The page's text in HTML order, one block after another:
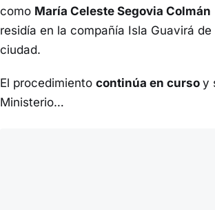
como María Celeste Segovia Colmán
residía en la compañía Isla Guavirá
ciudad.
El procedimiento continúa en curso y
Ministerio…